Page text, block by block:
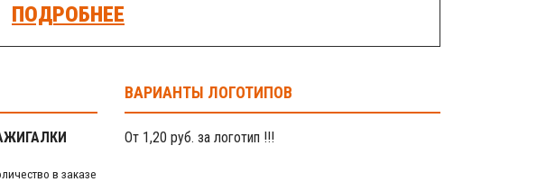
ПОДРОБНЕЕ
в заказе
ВАРИАНТЫ ЛОГОТИПОВ
От 1,20 руб. за логотип !!!